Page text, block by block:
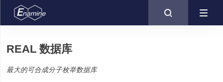

REAL 数据库
最大的可合成分子枚举数据库